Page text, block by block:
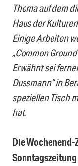
Thema auf dem
Haus der
Einige Arbeiten
„Common
Erwähnt sei
Dussmann“ in
speziellen Tisch
hat.
Die